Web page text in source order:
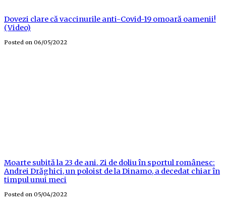
Dovezi clare că vaccinurile anti-Covid-19 omoară oamenii!
(Video)
Posted on 06/05/2022
Moarte subită la 23 de ani. Zi de doliu în sportul românesc:
Andrei Drăghici, un poloist de la Dinamo, a decedat chiar în
timpul unui meci
Posted on 05/04/2022